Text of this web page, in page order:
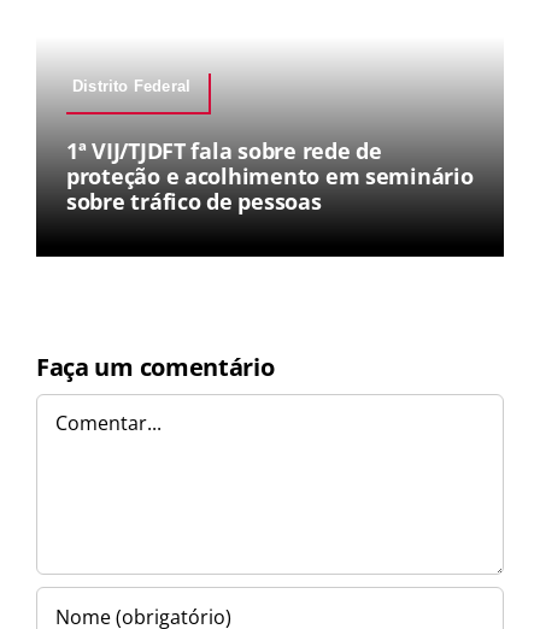
Distrito Federal
1ª VIJ/TJDFT fala sobre rede de
proteção e acolhimento em seminário
sobre tráfico de pessoas
Faça um comentário
Comentar